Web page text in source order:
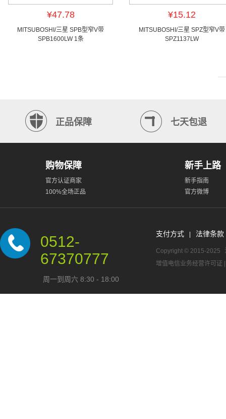
¥47.78
MITSUBOSHI/三星 SPB型窄V带
SPB1600LW 1条
¥15.12
MITSUBOSHI/三星 SPZ型窄V带
SPZ1137LW
正品保障 七天包退
购物保障
官方认证商家
100%全场正品
新手上路
新手指南
官方微博
0512-
67370777
周一到周六 8:30 - 18:00
支付方式 法律条款
Copyright © 2015-2025
增值电信业务经营许可证